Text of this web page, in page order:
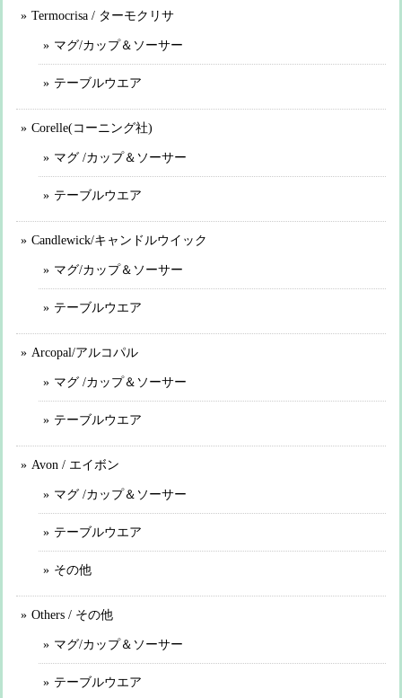
Termocrisa / ターモクリサ
マグ/カップ＆ソーサー
テーブルウエア
Corelle(コーニング社)
マグ /カップ＆ソーサー
テーブルウエア
Candlewick/キャンドルウイック
マグ/カップ＆ソーサー
テーブルウエア
Arcopal/アルコパル
マグ /カップ＆ソーサー
テーブルウエア
Avon / エイボン
マグ /カップ＆ソーサー
テーブルウエア
その他
Others / その他
マグ/カップ＆ソーサー
テーブルウエア